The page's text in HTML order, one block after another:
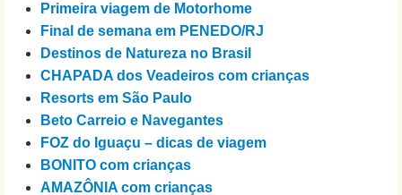
Primeira viagem de Motorhome
Final de semana em PENEDO/RJ
Destinos de Natureza no Brasil
CHAPADA dos Veadeiros com crianças
Resorts em São Paulo
Beto Carreio e Navegantes
FOZ do Iguaçu – dicas de viagem
BONITO com crianças
AMAZÔNIA com crianças